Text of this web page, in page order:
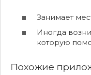
Занимает
Иногда
которую
Похожие